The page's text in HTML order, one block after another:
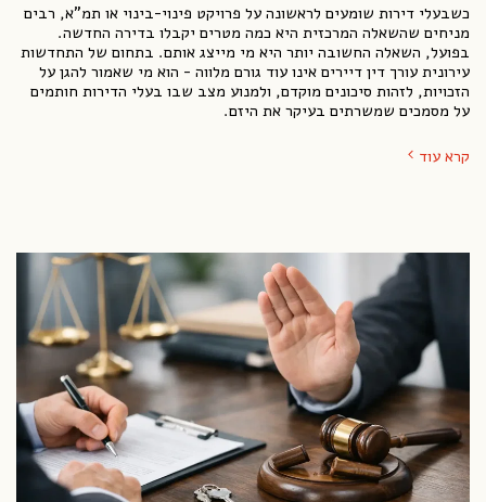
כשבעלי דירות שומעים לראשונה על פרויקט פינוי-בינוי או תמ"א, רבים
מניחים שהשאלה המרכזית היא כמה מטרים יקבלו בדירה החדשה.
בפועל, השאלה החשובה יותר היא מי מייצג אותם. בתחום של התחדשות
עירונית עורך דין דיירים אינו עוד גורם מלווה - הוא מי שאמור להגן על
הזכויות, לזהות סיכונים מוקדם, ולמנוע מצב שבו בעלי הדירות חותמים
על מסמכים שמשרתים בעיקר את היזם.
קרא עוד